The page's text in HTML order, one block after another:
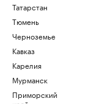
Татарстан
Тюмень
Черноземье
Кавказ
Карелия
Мурманск
Приморский